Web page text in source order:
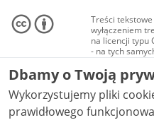
Treści
wyłączeniem
na licencji typu
- na tych
Materiały
audio i wideo,
Creative
niekomercyjne -
NC-ND 4.0), o
Dbamy o Twoją
Wykorzystujemy pliki
prawidłowego